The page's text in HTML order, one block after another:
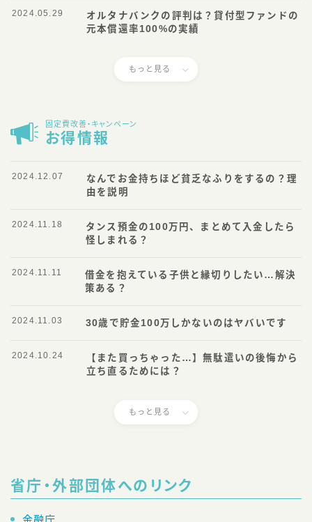
オルタナバンクの評判は？貸付型ファンドの
元本償還率100%の実績
2024.05.29
もっと見る
固定費改善・キャンペーン
お得情報
なんでお金持ちほど貧乏なふりをするの？理
由を説明
2024.12.07
タンス預金の100万円、まとめて入金したら
怪しまれる？
2024.11.18
借金を抱えている子供と縁切りしたい…解決
策ある？
2024.11.11
30歳で貯金100万しかないのはヤバいです
2024.11.03
【また買っちゃった…】無駄遣いの後悔から
立ち直るためには？
2024.10.24
もっと見る
省庁・外部団体へのリンク
金融庁